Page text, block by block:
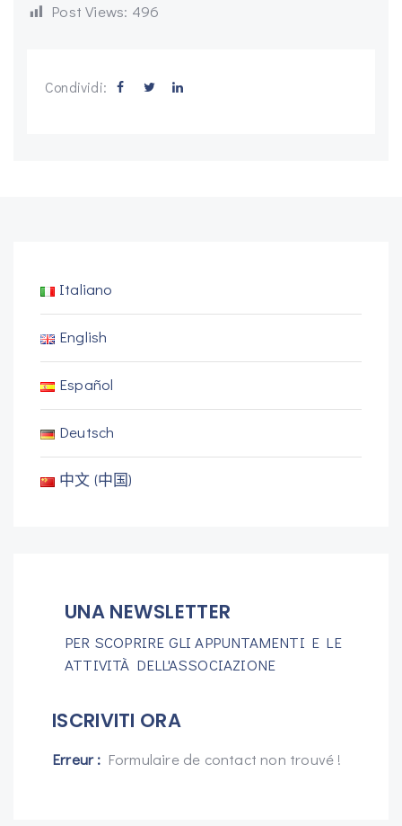
Post Views: 496
Condividi:
Italiano
English
Español
Deutsch
中文 (中国)
UNA NEWSLETTER
PER SCOPRIRE GLI APPUNTAMENTI E LE
ATTIVITÀ DELL'ASSOCIAZIONE
ISCRIVITI ORA
Erreur : Formulaire de contact non trouvé !